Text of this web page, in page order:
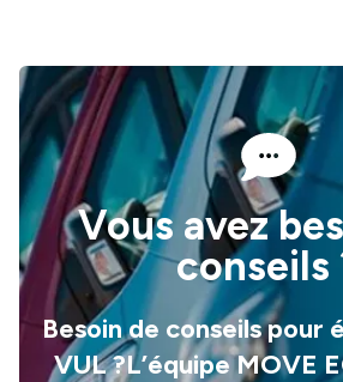
Vous avez
conseils
Besoin de conseils pour
VUL ?L’équipe MOVE